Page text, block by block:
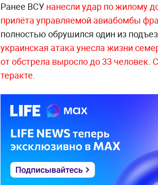
Ранее ВСУ нанесли удар по жилому
прилёта управляемой авиабомбы
полностью обрушился один из
украинская атака унесла жизни
от обстрела выросло до 33 человек.
теракте.